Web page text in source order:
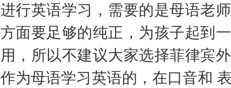
进行英语学习，需要的是母语老
方面要足够的纯正，为孩子起到
用，所以不建议大家选择菲律宾
作为母语学习英语的，在口音和